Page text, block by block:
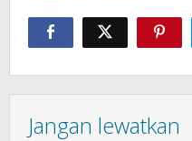
Jangan lewatkan